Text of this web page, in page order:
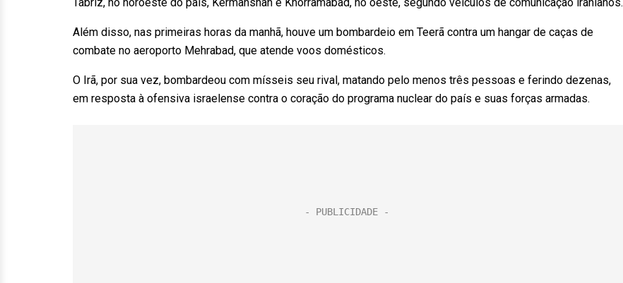
Além disso, nas primeiras horas da manhã, houve um bombardeio em Teerã contra um hangar de caças de
combate no aeroporto Mehrabad, que atende voos domésticos.
O Irã, por sua vez, bombardeou com mísseis seu rival, matando pelo menos três pessoas e ferindo dezenas,
em resposta à ofensiva israelense contra o coração do programa nuclear do país e suas forças armadas.